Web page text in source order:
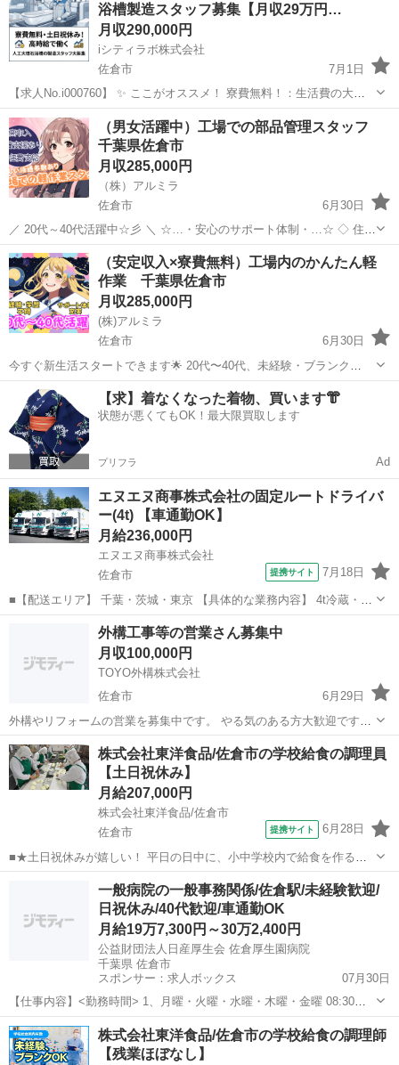
浴槽製造スタッフ募集【月収29万円…
月収290,000円
iシティラボ株式会社
佐倉市
7月1日
【求人No.i000760】 ✨ ここがオススメ！ 寮費無料！：生活費の大き
な割合を占める家賃が0円！貯金や自分のために使えるお金がぐんと増
えます。 年間休日127日！：土日祝がしっかり休みで、GW・夏季・冬
季の長期休...
千葉 佐倉市 その他 未経験
（男女活躍中）工場での部品管理スタッフ
千葉県佐倉市
月収285,000円
（株）アルミラ
佐倉市
6月30日
／ 20代～40代活躍中☆彡 ＼ ☆…・安心のサポート体制・…☆ ◇ 住ま
いの心配ゼロ！ ◇ • 個室1R完全無料！ • 即日入寮OK！など ◇ 所持金
ゼロでもスタートできる！ ...
千葉 佐倉市 工場 未経験
（安定収入×寮費無料）工場内のかんたん軽
作業 千葉県佐倉市
月収285,000円
(株)アルミラ
佐倉市
6月30日
今すぐ新生活スタートできます🌟 20代〜40代、未経験・ブランク
OK！ 〇●LINEからの応募が可能になりました♪●〇 下記URLよりお友
達登録をお願いします☆ URL: https://lin.ee...
千葉 工場 未経験
【求】着なくなった着物、買います👘
状態が悪くてもOK！最大限買取します
プリフラ Ad
エヌエヌ商事株式会社の固定ルートドライバ
ー(4t) 【車通勤OK】
月給236,000円
エヌエヌ商事株式会社
佐倉市
提携サイト 7月18日
■【配送エリア】 千葉・茨城・東京 【具体的な業務内容】 4t冷蔵・冷
凍車を使用し、大手スーパーや大手飲食チェーン店、ドラッグストア
各店舗、工場・物流センターへの配送業務を担当していただきます。
商品の陳列作業はありません。...
その他
外構工事等の営業さん募集中
月収100,000円
TOYO外構株式会社
佐倉市
6月29日
外構やリフォームの営業を募集中です。 やる気のある方大歓迎です。
給料は固定給+歩合です。 記載の給料は固定給のみの目安です。 歩
合の割合が大きいので、固定給は低めの設定です。 詳しくはお問い合
わせください。
千葉 佐倉市 その他
株式会社東洋食品/佐倉市の学校給食の調理員
【土日祝休み】
月給207,000円
株式会社東洋食品/佐倉市
佐倉市
提携サイト 6月28日
■★土日祝休みが嬉しい！ 平日の日中に、小中学校内で給食を作る調
理のお仕事です。 揚げパンのような定番料理はもちろん行事食・郷土
料理・世界の料理など、 献立種類も豊富で、料理の知識も広がりま
す。 【仕事内容詳細】 ・食材...
調理師
一般病院の一般事務関係/佐倉駅/未経験歓迎/
日祝休み/40代歓迎/車通勤OK
月給19万7,300円～30万2,400円
公益財団法人日産厚生会 佐倉厚生園病院
千葉県 佐倉市
スポンサー：求人ボックス
07月30日
【仕事内容】<勤務時間> 1、月曜・火曜・水曜・木曜・金曜 08:30～
17:00 休憩60分 2、土曜 08:30～12:00 休憩なし <給与> 月額(総
額)197,300円〜302,400円 <全員対象> 臨時手当:17,3...
正社員
株式会社東洋食品/佐倉市の学校給食の調理師
【残業ほぼなし】